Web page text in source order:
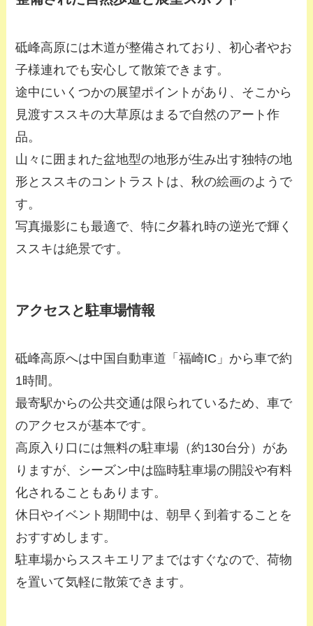
砥峰高原には木道が整備されており、初心者やお
子様連れでも安心して散策できます。
途中にいくつかの展望ポイントがあり、そこから
見渡すススキの大草原はまるで自然のアート作
品。
山々に囲まれた盆地型の地形が生み出す独特の地
形とススキのコントラストは、秋の絵画のようで
す。
写真撮影にも最適で、特に夕暮れ時の逆光で輝く
ススキは絶景です。
アクセスと駐車場情報
砥峰高原へは中国自動車道「福崎IC」から車で約
1時間。
最寄駅からの公共交通は限られているため、車で
のアクセスが基本です。
高原入り口には無料の駐車場（約130台分）があ
りますが、シーズン中は臨時駐車場の開設や有料
化されることもあります。
休日やイベント期間中は、朝早く到着することを
おすすめします。
駐車場からススキエリアまではすぐなので、荷物
を置いて気軽に散策できます。